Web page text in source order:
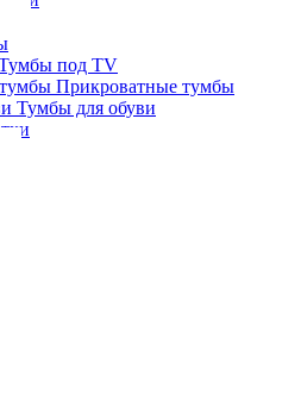
под TV
Прикроватные тумбы
Тумбы для обуви